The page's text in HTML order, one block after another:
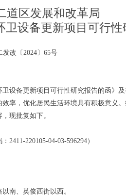
道区发展和改革局
卫设备更新项目 可行性
发改〔2024〕65号
设备更新项目可行性研究报告的函》
率，优化居民生活环境具有积极意义 。
现批复如下。
2411-220105-04-03-596294）
南、英俊西街以西。